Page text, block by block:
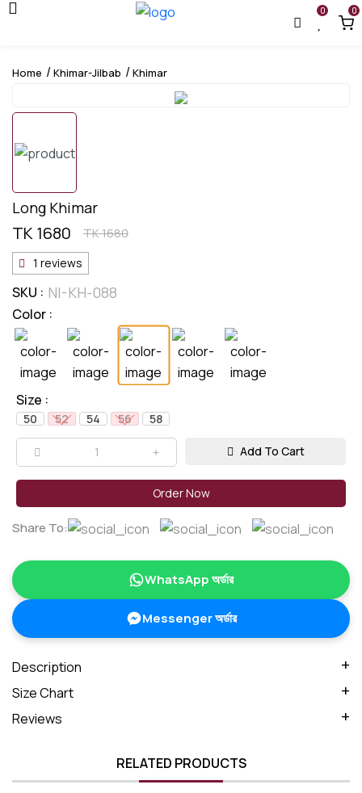
0 0
Home Khimar-Jilbab Khimar
Long Khimar
TK 1680 TK 1680
1 reviews
SKU : NI-KH-088
Color :
Size :
50 52 54 56 58
Add To Cart
Order Now
Share To:
WhatsApp অর্ডার
Messenger অর্ডার
Description
Long khimar/ লং খিমার
মাথার ভেতরে ফিটিংস এর জন্য বেল্ট থাকবে।এই খিমারে সামনে একটি জিপার দিয়ে পকেট
🌿ফেব্রিক# সেঞ্চুরি প্লাস
Size Chart
Reviews
0
RELATED PRODUCTS